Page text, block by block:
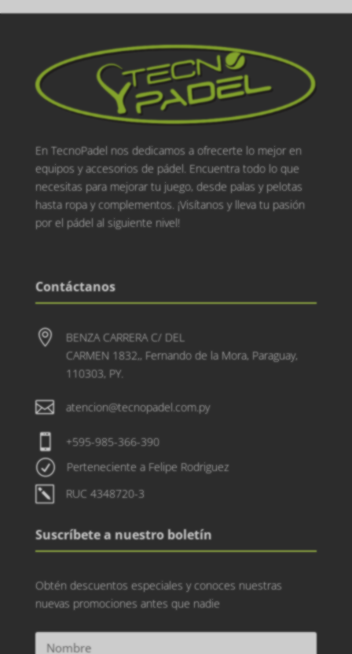
En TecnoPadel nos dedicamos a ofrecerte lo mejor en
equipos y accesorios de pádel. Encuentra todo lo que
necesitas para mejorar tu juego, desde palas y pelotas
hasta ropa y complementos. ¡Visítanos y lleva tu pasión
por el pádel al siguiente nivel!
Contáctanos

BENZA CARRERA C/ DEL
CARMEN 1832,, Fernando de la Mora, Paraguay,
110303, PY.
 atencion@tecnopadel.com.py
 +595-985-366-390
R Perteneciente a Felipe Rodriguez
k RUC 4348720-3
Suscríbete a nuestro boletín
Obtén descuentos especiales y conoces nuestras
nuevas promociones antes que nadie